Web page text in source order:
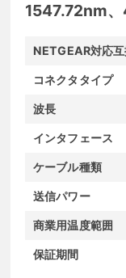
1547.72nm
NETGEAR対応
コネクタタイプ
波長
インタフェース
ケーブル種類
送信パワー
商業用温度範囲
保証期間